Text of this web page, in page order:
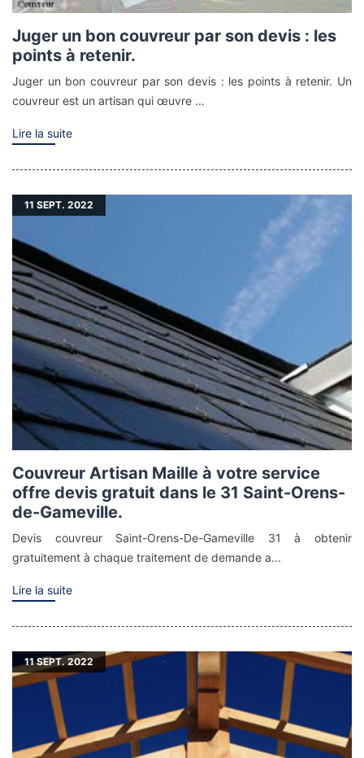
Juger un bon couvreur par son devis : les
points à retenir.
Juger un bon couvreur par son devis : les points à retenir. Un
couvreur est un artisan qui œuvre ...
Lire la suite
11 SEPT. 2022
Couvreur Artisan Maille à votre service
offre devis gratuit dans le 31 Saint-Orens-
de-Gameville.
Devis couvreur Saint-Orens-De-Gameville 31 à obtenir
gratuitement à chaque traitement de demande a...
Lire la suite
11SEPT. 2022